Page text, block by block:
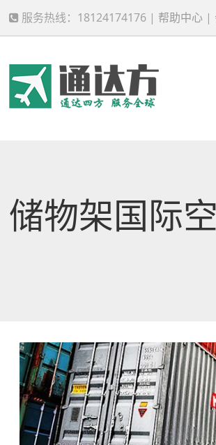
服务热线：18124174176 | 帮助中心 |
储物架国际